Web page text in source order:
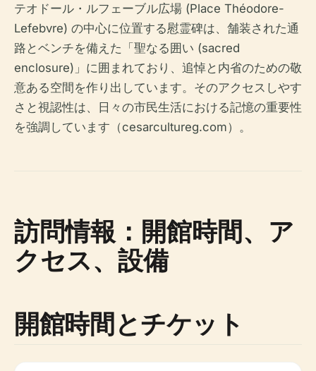
テオドール・ルフェーブル広場 (Place Théodore-
Lefebvre) の中心に位置する慰霊碑は、舗装された通
路とベンチを備えた「聖なる囲い (sacred
enclosure)」に囲まれており、追悼と内省のための敬
意ある空間を作り出しています。そのアクセスしやす
さと視認性は、日々の市民生活における記憶の重要性
を強調しています（cesarcultureg.com）。
訪問情報：開館時間、ア
クセス、設備
開館時間とチケット